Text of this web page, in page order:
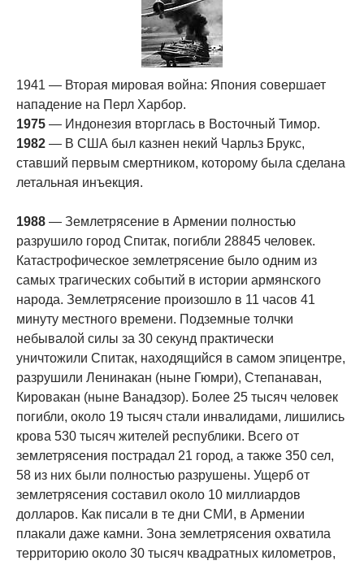
1941 — Вторая мировая война: Япония совершает
нападение на Перл Харбор.
1975 — Индонезия вторглась в Восточный Тимор.
1982 — В США был казнен некий Чарльз Брукс,
ставший первым смертником, которому была сделана
летальная инъекция.
1988 — Землетрясение в Армении полностью
разрушило город Спитак, погибли 28845 человек.
Катастрофическое землетрясение было одним из
самых трагических событий в истории армянского
народа. Землетрясение произошло в 11 часов 41
минуту местного времени. Подземные толчки
небывалой силы за 30 секунд практически
уничтожили Спитак, находящийся в самом эпицентре,
разрушили Ленинакан (ныне Гюмри), Степанаван,
Кировакан (ныне Ванадзор). Более 25 тысяч человек
погибли, около 19 тысяч стали инвалидами, лишились
крова 530 тысяч жителей республики. Всего от
землетрясения пострадал 21 город, а также 350 сел,
58 из них были полностью разрушены. Ущерб от
землетрясения составил около 10 миллиардов
долларов. Как писали в те дни СМИ, в Армении
плакали даже камни. Зона землетрясения охватила
территорию около 30 тысяч квадратных километров,